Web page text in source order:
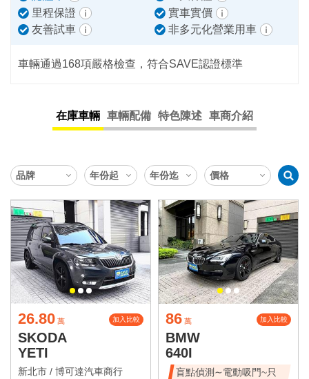
里程保證
實車實價
友善試車
非多元化營業用車
車輛通過168項嚴格檢查，符合SAVE認證標準
在庫車輛 車輛配備 特色陳述 車商介紹
26.80 萬 加入比較
SKODA
YETI
新北市 / 博可達汽車商行
86 萬 加入比較
BMW
640I
盲點偵測∼電動吸門~只